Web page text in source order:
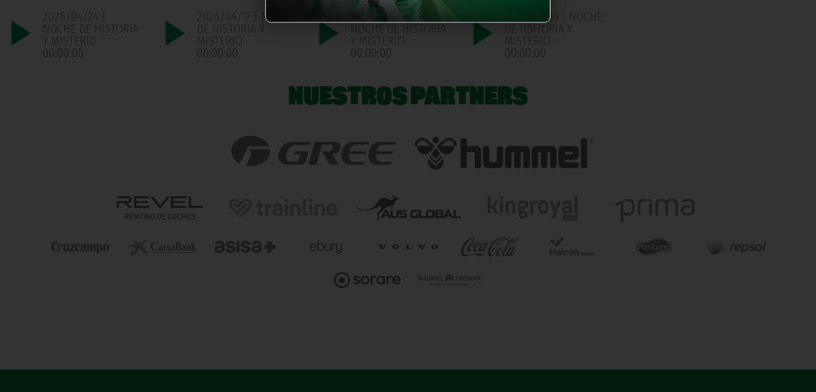
2026/04/24 |
NOCHE DE HISTORIA
Y MISTERIO
00:00:00
2026/04/17 | NOCHE
DE HISTORIA Y
MISTERIO
00:00:00
2026/04/03 |
NOCHE DE HISTORIA
Y MISTERIO
00:00:00
2025/03/14 | NOCHE
DE HSITORIA Y
MISTERIO
00:00:00
NUESTROS PARTNERS